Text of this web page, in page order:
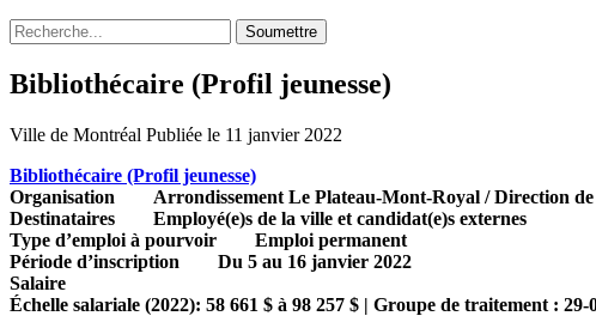
Soumettre
Bibliothécaire (Profil jeunesse)
Ville de Montréal Publiée le 11 janvier 2022
Bibliothécaire (Profil jeunesse)
Organisation Arrondissement Le Plateau-Mont-Royal / Direction de
Destinataires Employé(e)s de la ville et candidat(e)s externes
Type d’emploi à pourvoir Emploi permanent
Période d’inscription Du 5 au 16 janvier 2022
Salaire
Échelle salariale (2022): 58 661 $ à 98 257 $ | Groupe de traitement : 29-